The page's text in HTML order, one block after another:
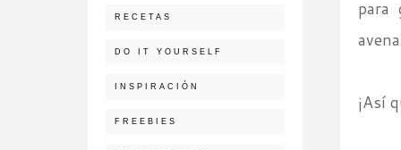
para
¡Así
RECETAS
DO IT YOURSELF
INSPIRACIÓN
FREEBIES